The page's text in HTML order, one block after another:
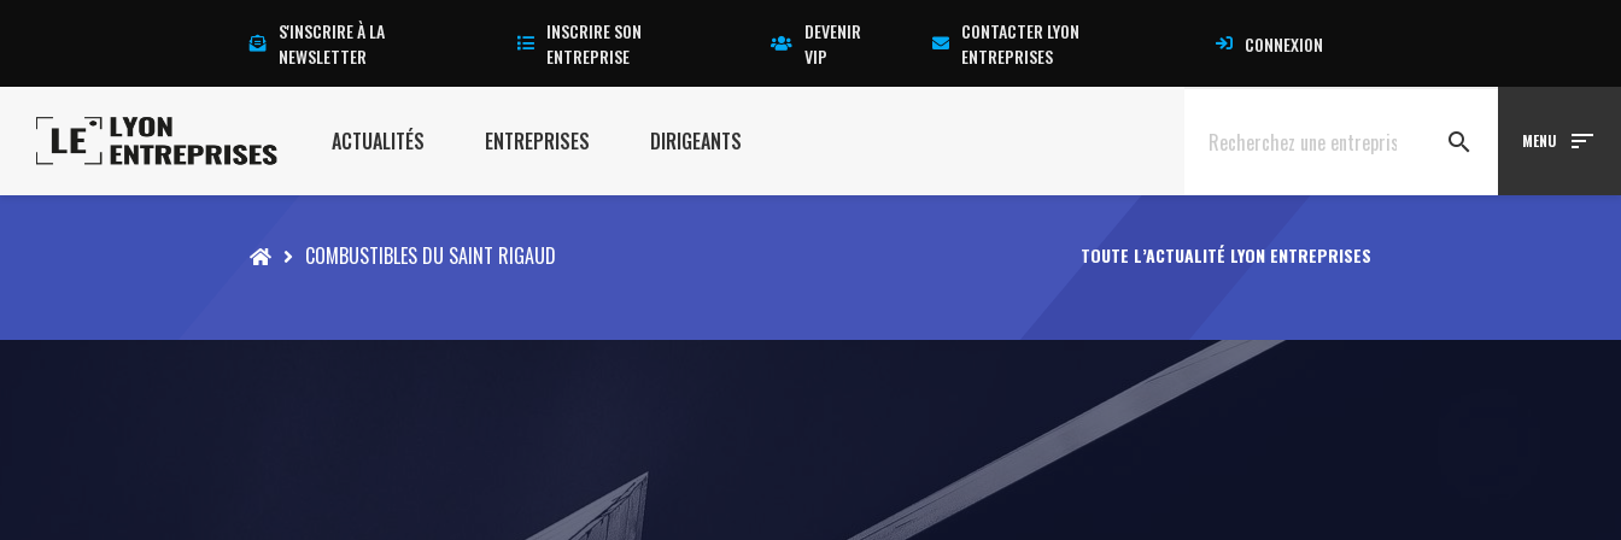
S'INSCRIRE À LA
NEWSLETTER
INSCRIRE SON
ENTREPRISE
DEVENIR
VIP
CONTACTER LYON
ENTREPRISES
CONNEXION
ACTUALITÉS ENTREPRISES DIRIGEANTS search MENU sort
Accueil COMBUSTIBLES DU SAINT RIGAUD TOUTE L’ACTUALITÉ LYON ENTREPRISES